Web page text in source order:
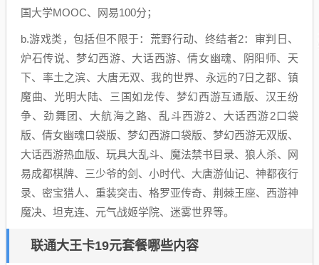
国大学MOOC、网易100分；
b.游戏类，包括但不限于：荒野行动、终结者2：审判日、
炉石传说、梦幻西游、大话西游、倩女幽魂、阴阳师、天
下、率土之滨、大唐无双、我的世界、永远的7日之都、镇
魔曲、光明大陆、三国如龙传、梦幻西游互通版、汉王纷
争、劲舞团、大航海之路、乱斗西游2、大话西游2口袋
版、倩女幽魂口袋版、梦幻西游口袋版、梦幻西游无双版、
大话西游热血版、玩具大乱斗、魔法禁书目录、狼人杀、网
易成都棋牌、三少爷的剑、小时代、大唐游仙记、神都夜行
录、密宝猎人、重装突击、格罗亚传奇、荆棘王座、西游神
魔决、坦克连、元气战姬学院、迷雾世界等。
联通大王卡19元套餐哪些内容